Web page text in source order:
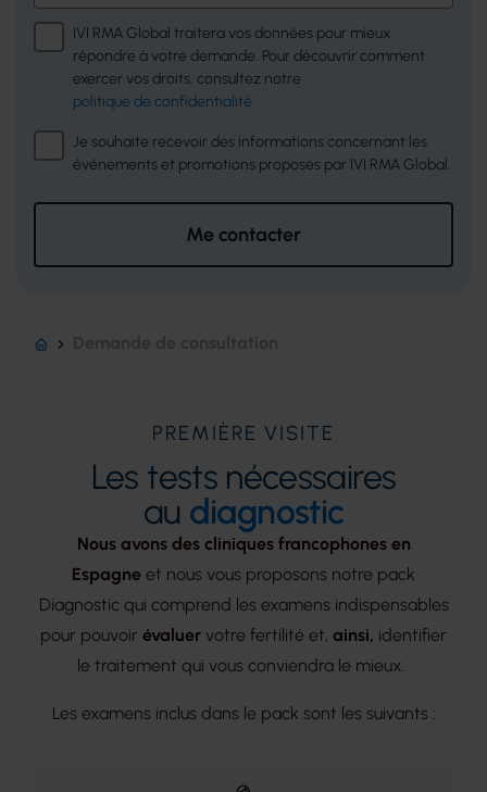
IVI RMA Global traitera vos données pour mieux
répondre à votre demande. Pour découvrir comment
exercer vos droits, consultez notre
politique de confidentialité
Je souhaite recevoir des informations concernant les
événements et promotions proposés par IVI RMA Global.
Me contacter
PREMIÈRE VISITE
Les tests nécessaires
au diagnostic
Nous avons des cliniques francophones en
Espagne et nous vous proposons notre pack
Diagnostic qui comprend les examens indispensables
pour pouvoir évaluer votre fertilité et, ainsi, identifier
le traitement qui vous conviendra le mieux.
Les examens inclus dans le pack sont les suivants :